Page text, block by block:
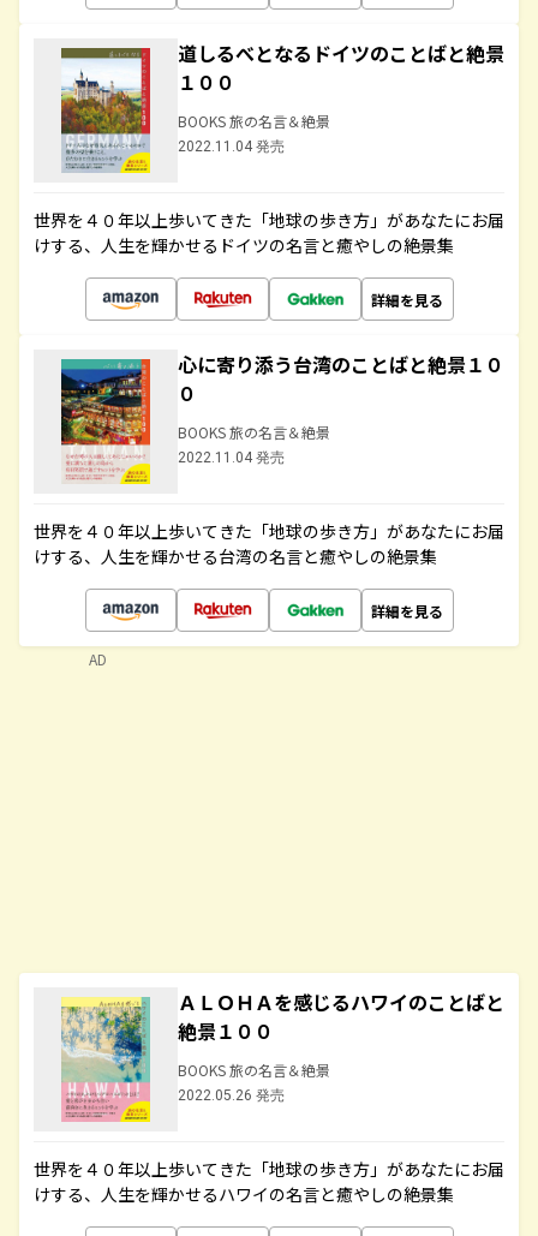
道しるべとなるドイツのことばと絶景
１００
BOOKS 旅の名言＆絶景
2022.11.04 発売
世界を４０年以上歩いてきた「地球の歩き方」があなたにお届
けする、人生を輝かせるドイツの名言と癒やしの絶景集
詳細を見る
心に寄り添う台湾のことばと絶景１０
０
BOOKS 旅の名言＆絶景
2022.11.04 発売
世界を４０年以上歩いてきた「地球の歩き方」があなたにお届
けする、人生を輝かせる台湾の名言と癒やしの絶景集
詳細を見る
ＡＬＯＨＡを感じるハワイのことばと
絶景１００
BOOKS 旅の名言＆絶景
2022.05.26 発売
世界を４０年以上歩いてきた「地球の歩き方」があなたにお届
けする、人生を輝かせるハワイの名言と癒やしの絶景集
AD